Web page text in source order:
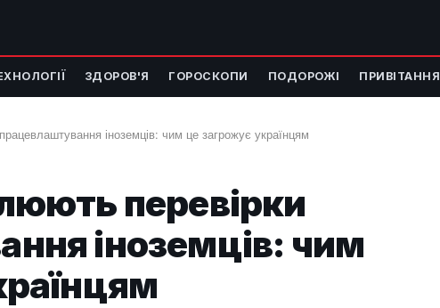
ЗДОРОВ'Я ГОРОСКОПИ ПОДОРОЖІ ПРИВІТАННЯ
іноземців: чим це загрожує українцям
перевірки
іноземців: чим